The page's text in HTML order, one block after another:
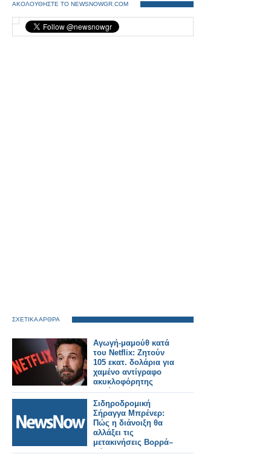
ΑΚΟΛΟΥΘΗΣΤΕ ΤΟ NEWSNOWGR.COM
ΣΧΕΤΙΚΑ ΑΡΘΡΑ
Αγωγή-μαμούθ κατά
του Netflix: Ζητούν
105 εκατ. δολάρια για
χαμένο αντίγραφο
ακυκλοφόρητης
ταινίας
Σιδηροδρομική
Σήραγγα Μπρένερ:
Πώς η διάνοιξη θα
αλλάξει τις
μετακινήσεις Βορρά–
Νότου.